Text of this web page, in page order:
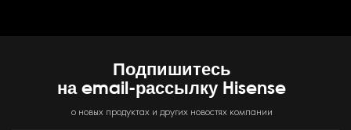
Подпишитесь
на email-рассылку Hisense
о новых продуктах и других новостях компании